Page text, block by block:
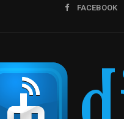
FACEBOOK